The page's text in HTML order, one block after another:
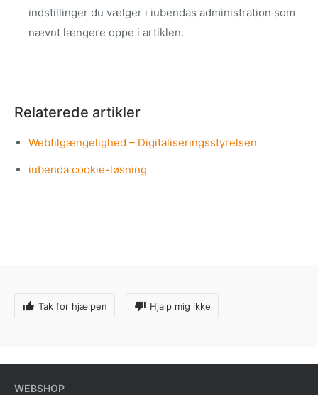
indstillinger du vælger i iubendas administration som
nævnt længere oppe i artiklen.
Relaterede artikler
Webtilgængelighed – Digitaliseringsstyrelsen
iubenda cookie-løsning
Tak for hjælpen Hjalp mig ikke
WEBSHOP